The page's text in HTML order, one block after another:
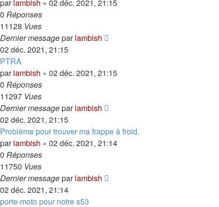
parlambish » 02 déc. 2021, 21:15
0 Réponses
11128 Vues
Dernier messageparlambish
02 déc. 2021, 21:15
PTRA
parlambish » 02 déc. 2021, 21:15
0 Réponses
11297 Vues
Dernier messageparlambish
02 déc. 2021, 21:15
Problème pour trouver ma frappe à froid.
parlambish » 02 déc. 2021, 21:14
0 Réponses
11750 Vues
Dernier messageparlambish
02 déc. 2021, 21:14
porte-moto pour notre s53